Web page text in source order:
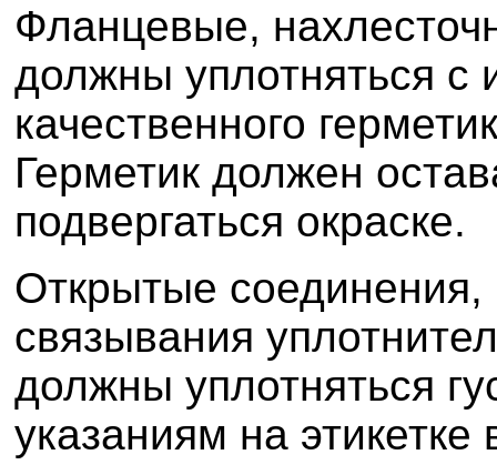
Фланцевые,
должны уплотняться с
качественного
Герметик должен
подвергаться окраске.
Открытые соединения,
связывания
должны уплотняться
указаниям на